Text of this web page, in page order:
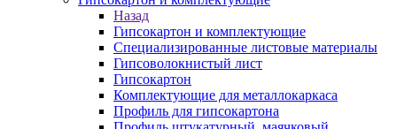
Назад
Гипсокартон и комплектующие
Специализированные листовые материалы
Гипсоволокнистый лист
Гипсокартон
Комплектующие для металлокаркаса
Профиль для гипсокартона